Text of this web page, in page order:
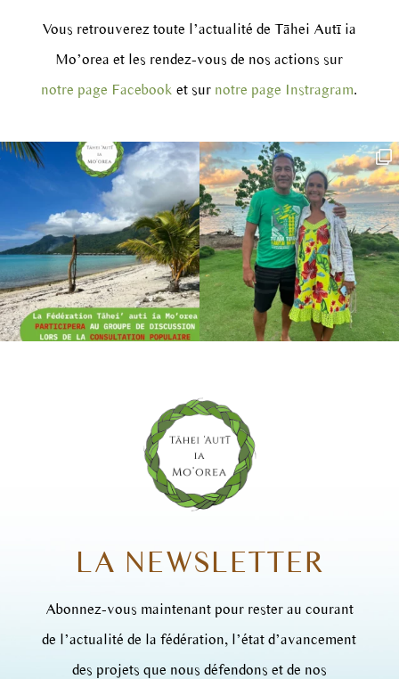
Vous retrouverez toute l’actualité de Tāhei Autī ia
Mo’orea et les rendez-vous de nos actions sur
notre page Facebook et sur notre page Instragram.
LA NEWSLETTER
Abonnez-vous maintenant pour rester au courant
de l’actualité de la fédération, l’état d’avancement
des projets que nous défendons et de nos